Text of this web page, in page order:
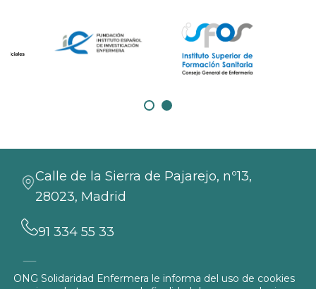
Calle de la Sierra de Pajarejo, nº13,
28023, Madrid
91 334 55 33
info@solidaridadenfermera.org
ONG Solidaridad Enfermera le informa del uso de cookies